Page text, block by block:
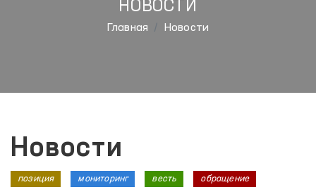
НОВОСТИ
Главная Новости
Новости
позиция мониторинг весть обращение